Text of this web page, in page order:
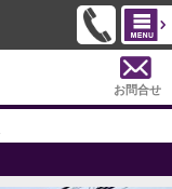
お問合せ